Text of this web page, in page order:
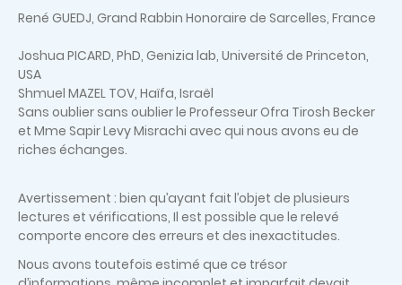
René GUEDJ, Grand Rabbin Honoraire de Sarcelles, France
Joshua PICARD, PhD, Genizia lab, Université de Princeton,
USA
Shmuel MAZEL TOV, Haïfa, Israël
Sans oublier sans oublier le Professeur Ofra Tirosh Becker
et Mme Sapir Levy Misrachi avec qui nous avons eu de
riches échanges.
Avertissement : bien qu’ayant fait l’objet de plusieurs
lectures et vérifications, Il est possible que le relevé
comporte encore des erreurs et des inexactitudes.
Nous avons toutefois estimé que ce trésor